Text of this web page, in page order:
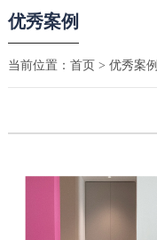
优秀案例
当前位置： 首页 > 优秀案例